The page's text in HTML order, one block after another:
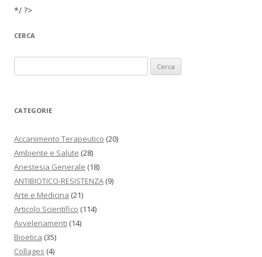
*/ ?>
CERCA
CATEGORIE
Accanimento Terapeutico (20)
Ambiente e Salute (28)
Anestesia Generale (18)
ANTIBIOTICO-RESISTENZA (9)
Arte e Medicina (21)
Articolo Scientifico (114)
Avvelenamenti (14)
Bioetica (35)
Collages (4)